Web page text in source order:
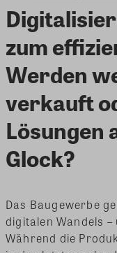
zum
Werden
verkauft
Lösungen
Glock?
Das Baugewerbe
digitalen Wandels
Während die